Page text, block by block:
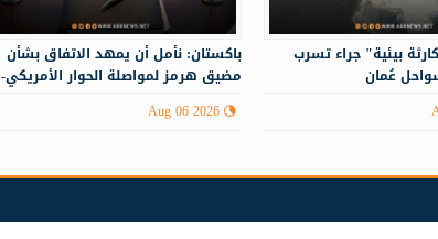
باكستان: نأمل أن يمهد الاتفاق بشأن
مضيق هرمز لمواصلة الحوار الأمريكي-
Aug 06 2026
بيئية" جراء تسرب
عُمان